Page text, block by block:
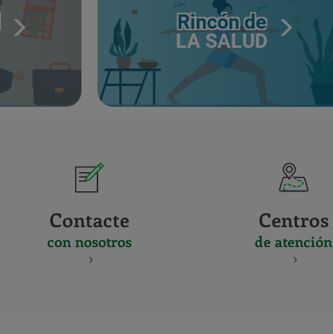
Rincón de
LA SALUD
Contacte
con nosotros
Centros
de atención